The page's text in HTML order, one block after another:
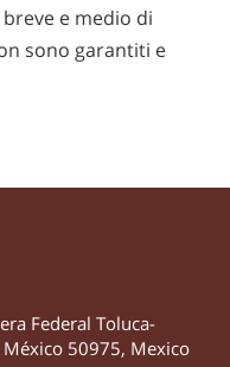
croato
e medio di
sono garantiti e
Federal Toluca-
México 50975, Mexico